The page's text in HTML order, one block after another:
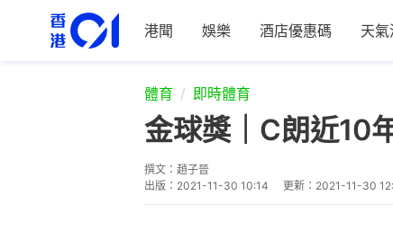
港聞 娛樂 酒店優惠碼 天氣
體育 即時體育
金球獎｜C朗近10
撰文： 趙子晉
出版： 2021-11-30 10:14 更新： 2021-11-30